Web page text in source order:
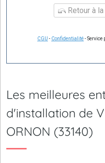
Retour à
CGU - Confidentialité- Service
Les meilleures
d'installation de
ORNON (33140)